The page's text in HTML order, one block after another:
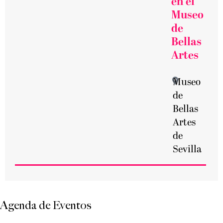
Museo
de
Bellas
Artes
Museo
de
Bellas
Artes
de
Sevilla
Agenda de Eventos